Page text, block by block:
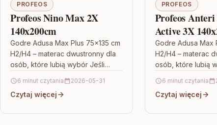
PROFEOS
Profeos Nino Max 2X
140x200cm
Godre Adusa Max Plus 75×135 cm
H2/H4 – materac dwustronny dla
osób, które lubią wybór Jeśli
ogranicza Cię do jednej…
6 minut czytania 2026-05-31
Czytaj więcej
PROFEOS
Profeos
Active 3X
Godre Adusa Max
H2/H4 – materac
osób, które lubią
ogranicza Cię do
6 minut czytania
Czytaj więcej